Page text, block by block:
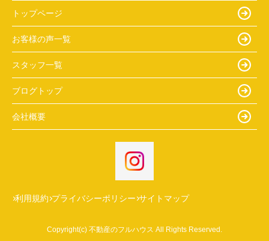
トップページ
お客様の声一覧
スタッフ一覧
ブログトップ
会社概要
利用規約 プライバシーポリシー サイトマップ
Copyright(c) 不動産のフルハウス All Rights Reserved.